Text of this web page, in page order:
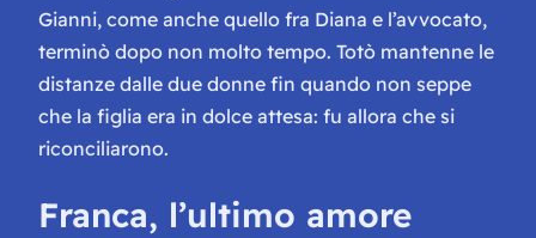
Gianni, come anche quello fra Diana e l’avvocato,
terminò dopo non molto tempo. Totò mantenne le
distanze dalle due donne fin quando non seppe
che la figlia era in dolce attesa: fu allora che si
riconciliarono.
Franca, l’ultimo amore